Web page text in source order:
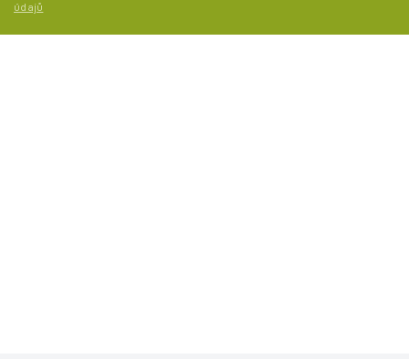
údajů